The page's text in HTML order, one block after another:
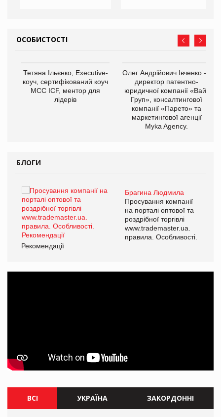
ОСОБИСТОСТІ
Тетяна Ільєнко, Executive-
коуч, сертифікований коуч
МСС ICF, ментор для
лідерів
Олег Андрійович Івченко —
директор патентно-
юридичної компанії «Вайз
Груп», консалтингової
компанії «Парето» та
маркетингової агенції
Myka Agency.
БЛОГИ
Брагина Людмила
Просування компанії
на порталі оптової та
роздрібної торгівлі
www.trademaster.ua.
правила. Особливості.
Рекомендації
ВСІ УКРАЇНА ЗАКОРДОННІ